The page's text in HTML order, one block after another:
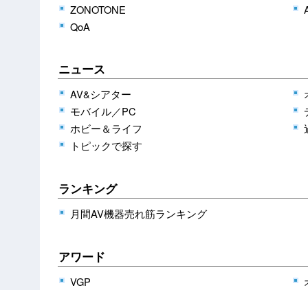
ZONOTONE
QoA
ニュース
AV&シアター
モバイル／PC
ホビー＆ライフ
トピックで探す
ランキング
月間AV機器売れ筋ランキング
アワード
VGP